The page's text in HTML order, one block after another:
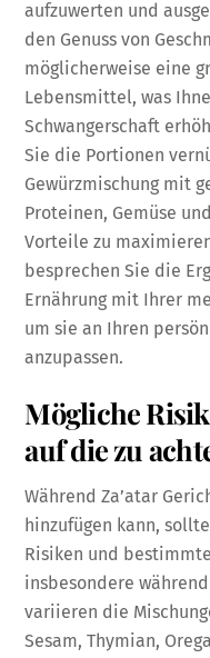
aufzuwerten und
den Genuss von
möglicherweise eine
Lebensmittel, was
Schwangerschaft
Sie die Portionen
Gewürzmischung mit
Proteinen, Gemüse
Vorteile zu
besprechen Sie die
Ernährung mit Ihrer
um sie an Ihren
anzupassen.
Mögliche
auf die zu
Während Za’atar
hinzufügen kann,
Risiken und
insbesondere
variieren die
Sesam, Thymian,